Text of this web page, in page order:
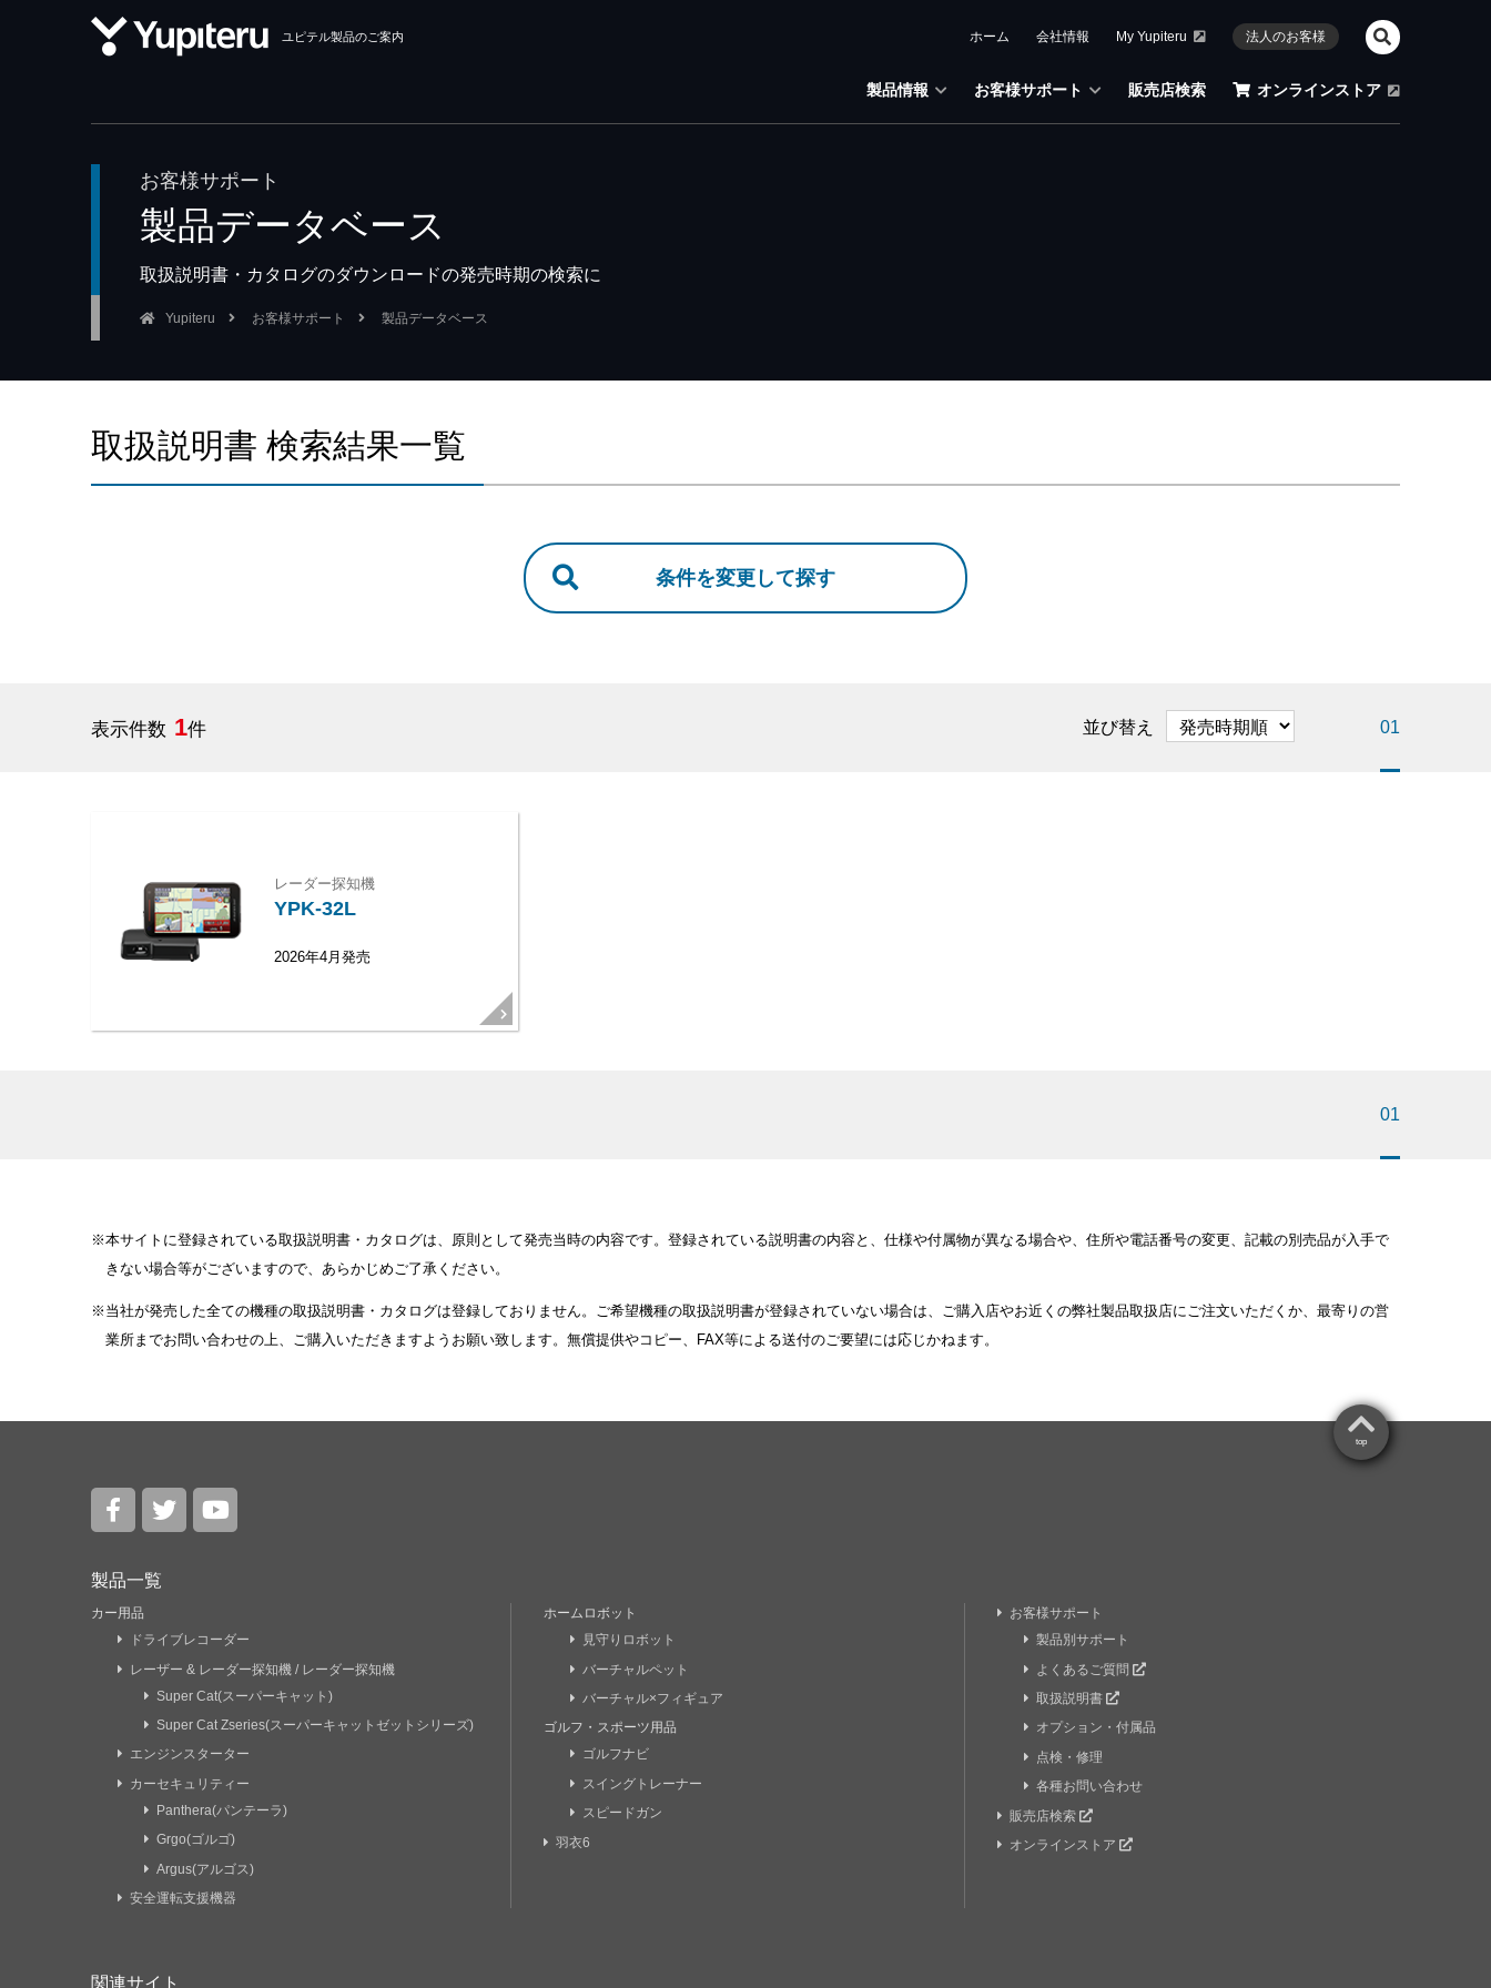
ユピテル製品のご案内 ホーム 会社情報 My Yupiteru 法人のお客様
製品情報 お客様サポート 販売店検索 オンラインストア
お客様サポート
製品データベース
取扱説明書・カタログのダウンロードの発売時期の検索に
Yupiteru お客様サポート 製品データベース
取扱説明書 検索結果一覧
表示件数 1件 並び替え 01
レーダー探知機
YPK-32L
2026年4月発売
01
本サイトに登録されている取扱説明書・カタログは、原則として発売当時の内容です。登録されている説明書の内容と、仕様や付属物が異なる場合や、住所や電話番号の変更、記載の別売品が入手で
きない場合等がございますので、あらかじめご了承ください。
当社が発売した全ての機種の取扱説明書・カタログは登録しておりません。ご希望機種の取扱説明書が登録されていない場合は、ご購入店やお近くの弊社製品取扱店にご注文いただくか、最寄りの営
業所までお問い合わせの上、ご購入いただきますようお願い致します。無償提供やコピー、FAX等による送付のご要望には応じかねます。
製品一覧
カー用品
ドライブレコーダー
レーザー & レーダー探知機 / レーダー探知機
Super Cat(スーパーキャット)
Super Cat Zseries(スーパーキャットゼットシリーズ)
エンジンスターター
カーセキュリティー
Panthera(パンテーラ)
Grgo(ゴルゴ)
Argus(アルゴス)
安全運転支援機器
ホームロボット
見守りロボット
バーチャルペット
バーチャル×フィギュア
ゴルフ・スポーツ用品
ゴルフナビ
スイングトレーナー
スピードガン
羽衣6
お客様サポート
製品別サポート
よくあるご質問
取扱説明書
オプション・付属品
点検・修理
各種お問い合わせ
販売店検索
オンラインストア
関連サイト
top